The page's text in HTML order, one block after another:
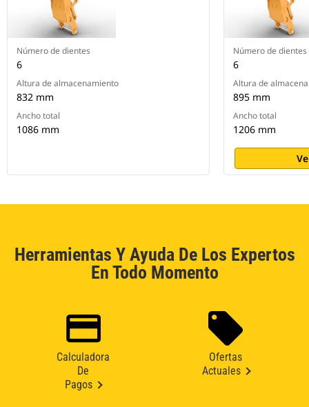
Número de dientes
6
Altura de almacenamiento
832 mm
Ancho total
1086 mm
Número de dientes
6
Altura de
895 mm
Ancho total
1206 mm
Herramientas Y Ayuda De Los Expertos
En Todo Momento
Calculadora
De
Pagos
Ofertas
Actuales